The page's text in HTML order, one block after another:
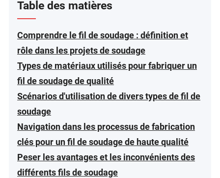
Table des matières
Comprendre le fil de soudage : définition et
rôle dans les projets de soudage
Types de matériaux utilisés pour fabriquer un
fil de soudage de qualité
Scénarios d'utilisation de divers types de fil de
soudage
Navigation dans les processus de fabrication
clés pour un fil de soudage de haute qualité
Peser les avantages et les inconvénients des
différents fils de soudage